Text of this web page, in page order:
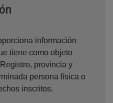
información
tiene como objeto
provincia y
persona física o
inscritos.